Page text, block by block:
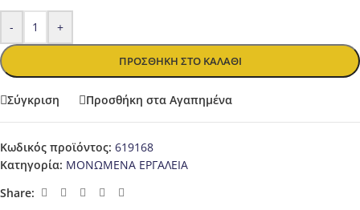
- +
ΠΡΟΣΘΉΚΗ ΣΤΟ ΚΑΛΆΘΙ
Σύγκριση Προσθήκη στα Αγαπημένα
Κωδικός προϊόντος: 619168
Κατηγορία: ΜΟΝΩΜΕΝΑ ΕΡΓΑΛΕΙΑ
Share: